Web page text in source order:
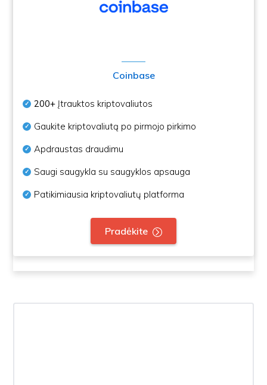
Coinbase
200+ Įtrauktos kriptovaliutos
Gaukite kriptovaliutą po pirmojo pirkimo
Apdraustas draudimu
Saugi saugykla su saugyklos apsauga
Patikimiausia kriptovaliutų platforma
Pradėkite